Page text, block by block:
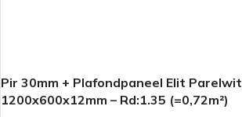
Pir 30mm + Plafondpaneel Elit Parelwit
1200x600x12mm – Rd:1.35 (=0,72m²)